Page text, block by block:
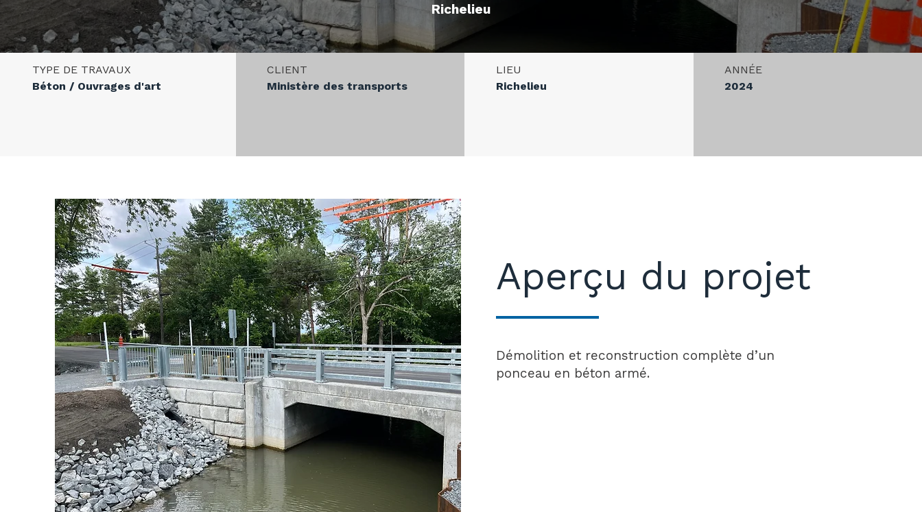
Richelieu
TYPE DE TRAVAUX
Béton / Ouvrages d'art
CLIENT
Ministère des transports
LIEU
Richelieu
ANNÉE
2024
Aperçu du projet
Démolition et reconstruction complète d’un
ponceau en béton armé.